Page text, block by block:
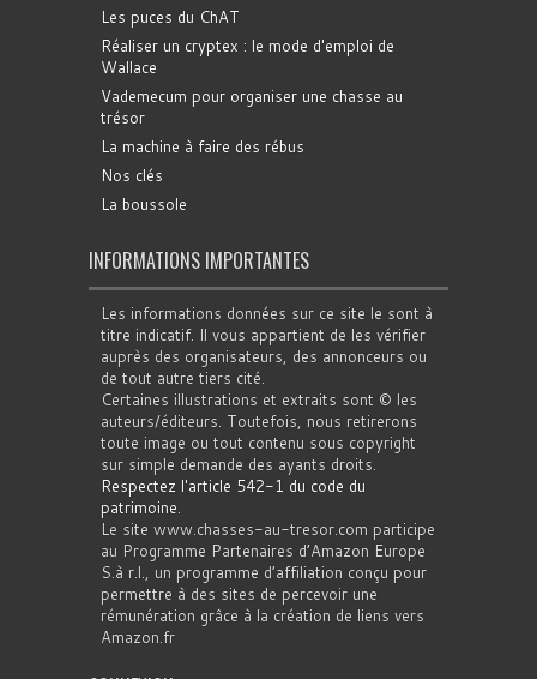
Les puces du ChAT
Réaliser un cryptex : le mode d'emploi de
Wallace
Vademecum pour organiser une chasse au
trésor
La machine à faire des rébus
Nos clés
La boussole
INFORMATIONS IMPORTANTES
Les informations données sur ce site le sont à
titre indicatif. Il vous appartient de les vérifier
auprès des organisateurs, des annonceurs ou
de tout autre tiers cité.
Certaines illustrations et extraits sont © les
auteurs/éditeurs. Toutefois, nous retirerons
toute image ou tout contenu sous copyright
sur simple demande des ayants droits.
Respectez l'article 542-1 du code du
patrimoine.
Le site www.chasses-au-tresor.com participe
au Programme Partenaires d’Amazon Europe
S.à r.l., un programme d’affiliation conçu pour
permettre à des sites de percevoir une
rémunération grâce à la création de liens vers
Amazon.fr